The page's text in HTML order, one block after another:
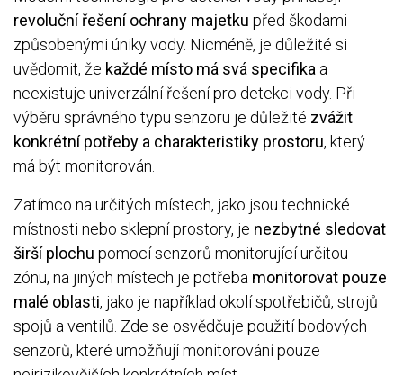
revoluční řešení ochrany majetku před škodami
způsobenými úniky vody. Nicméně, je důležité si
uvědomit, že každé místo má svá specifika a
neexistuje univerzální řešení pro detekci vody. Při
výběru správného typu senzoru je důležité zvážit
konkrétní potřeby a charakteristiky prostoru, který
má být monitorován.
Zatímco na určitých místech, jako jsou technické
místnosti nebo sklepní prostory, je nezbytné sledovat
širší plochu pomocí senzorů monitorující určitou
zónu, na jiných místech je potřeba monitorovat pouze
malé oblasti, jako je například okolí spotřebičů, strojů
spojů a ventilů. Zde se osvědčuje použití bodových
senzorů, které umožňují monitorování pouze